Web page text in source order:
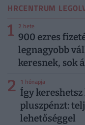
HRCENTRUM
1 2 hete
900 ezres
legnagyobb
keresnek, sok
2 1 hónapja
Így
pluszpénzt:
lehetőséggel